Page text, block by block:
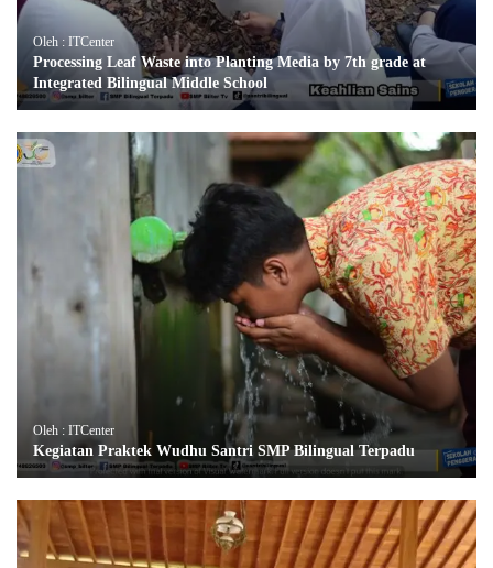
Oleh : ITCenter
Processing Leaf Waste into Planting Media by 7th grade at
Integrated Bilingual Middle School
Oleh : ITCenter
Kegiatan Praktek Wudhu Santri SMP Bilingual Terpadu